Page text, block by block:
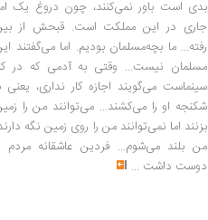
بدی است باور نمی‌کنند، چون دروغ یک
جاری در این مملکت است. قبحش از
رفته... ما بچه‌مسلمان بودیم. اما می‌گفتند
مسلمان نیست... وقتی به آدمی که در
سینماست می‌گویند اجازه کار نداری، یعنی
شکنجه او را می‌کشند... می‌توانند من را
بزنند اما نمی‌توانند من را روی زمین نگه
من بلند می‌شوم... فردین عاشقانه مردم
دوست داشت ...